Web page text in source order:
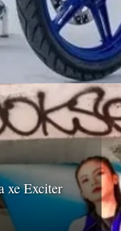
https://susach.edu.vn/exciter-150-gia-bao-nhieu
xe Exciter